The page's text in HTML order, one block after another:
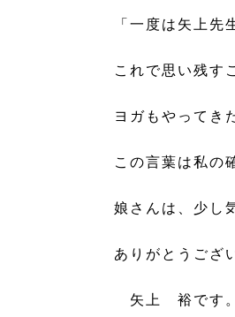
「一度は矢上
これで思い残す
ヨガもやってき
この言葉は私の
娘さんは、少し
ありがとうござ
矢上 裕です。